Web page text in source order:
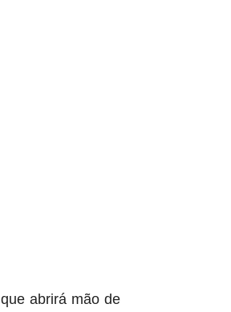
que abrirá mão de